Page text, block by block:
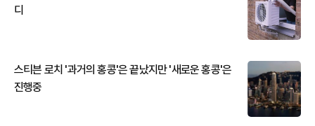
디
스티븐 로치 '과거의 홍콩'은 끝났지만 '새로운 홍콩'은
진행중